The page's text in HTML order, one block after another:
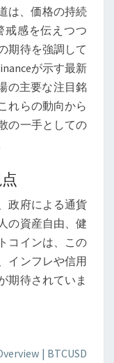
は、価格の持続
戒感を伝えつつ
期待を強調して
が示す最新
の主要な注目銘
れらの動向から
の一手としての
政府による通貨
の資産自由、健
コインは、この
インフレや信用
期待されていま
| BTCUSD